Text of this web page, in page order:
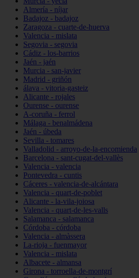
Almería - níjar
Badajoz - badajoz
Zaragoza - cuarte-de-huerva
Valencia - mislata
Segovia - segovia
Cádiz - los-barrios
Jaén - jaén
Murcia - san-javier
Madrid - griñón
álava - vitoria-gasteiz
Alicante - rojales
Ourense - ourense
A-coruña - ferrol
Málaga - benalmádena
Jaén - úbeda
Sevilla - tomares
Valladolid - arroyo-de-la-encomienda
Barcelona - sant-cugat-del-vallès
Valencia - valencia
Pontevedra - cuntis
Cáceres - valencia-de-alcántara
Valencia - quart-de-poblet
Alicante - la-vila-joiosa
Valencia - quart-de-les-valls
Salamanca - salamanca
Córdoba - córdoba
Valencia - almàssera
La-rioja - fuenmayor
Valencia - mislata
Albacete - almansa
Girona - torroella-de-montgrí